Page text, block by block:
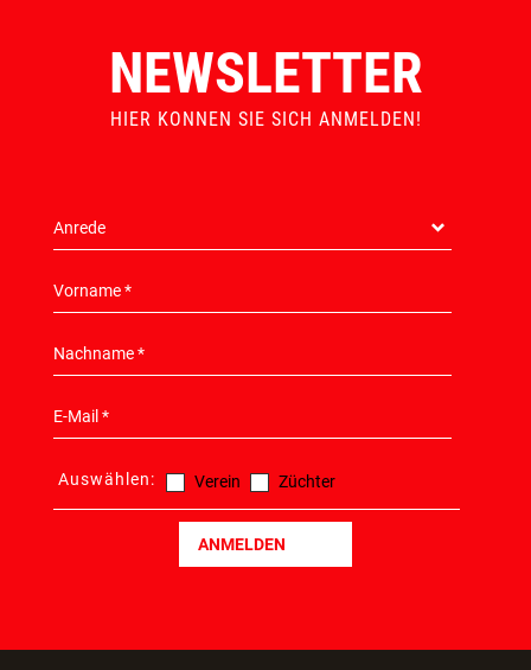
NEWSLETTER
HIER KONNEN SIE SICH ANMELDEN!
Auswählen: Verein Züchter
ANMELDEN